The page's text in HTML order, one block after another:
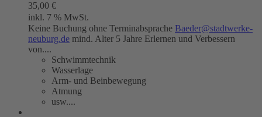
35,00 €
inkl. 7 % MwSt.
Keine Buchung ohne Terminabsprache Baeder@stadtwerke-
neuburg.de mind. Alter 5 Jahre Erlernen und Verbessern
von....
Schwimmtechnik
Wasserlage
Arm- und Beinbewegung
Atmung
usw....